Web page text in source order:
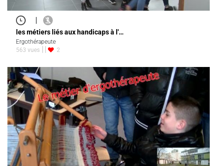
|
les métiers liés aux handicaps à l'…
Ergothérapeute
563 vues
2